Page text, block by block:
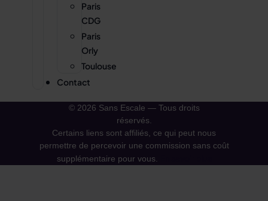
Paris
CDG
Paris
Orly
Toulouse
Contact
© 2026 Sans Escale — Tous droits
réservés.
Certains liens sont affiliés, ce qui peut nous
permettre de percevoir une commission sans coût
supplémentaire pour vous.